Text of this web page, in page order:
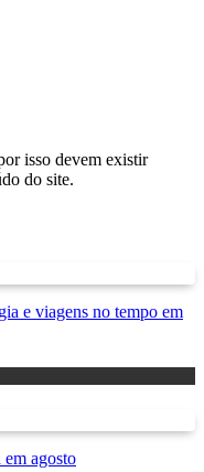
isso devem existir
do site.
e viagens no tempo em
agosto